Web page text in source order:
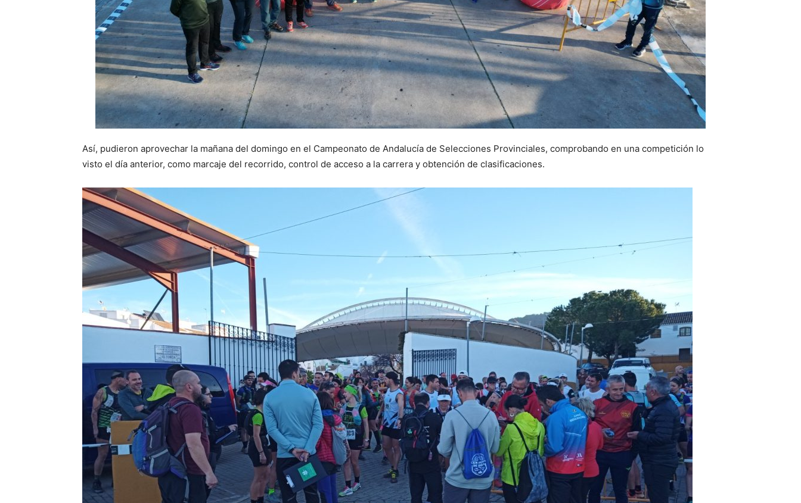
Así, pudieron aprovechar la mañana del domingo en el Campeonato de Andalucía de Selecciones Provinciales, comprobando en una competición lo
visto el día anterior, como marcaje del recorrido, control de acceso a la carrera y obtención de clasificaciones.